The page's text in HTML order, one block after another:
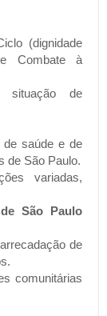
(dignidade
Combate à
de
de saúde e de
de São Paulo.
variadas,
São Paulo
de
comunitárias